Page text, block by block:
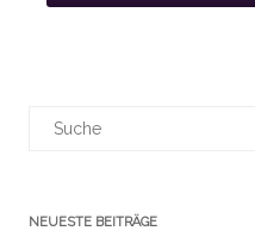
NEUESTE BEITRÄGE